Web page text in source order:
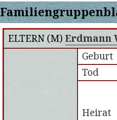
ELTERN (M)Erdmann
Geburt
Tod
Heirat